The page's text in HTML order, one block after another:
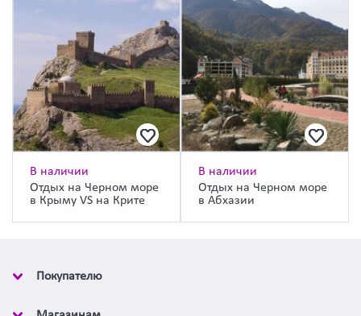
В наличии
Отдых на Черном море
в Крыму VS на Крите
В наличии
Отдых на Черном море
в Абхазии
Покупателю